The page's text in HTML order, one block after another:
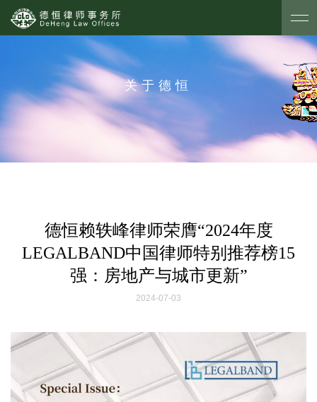
关于德恒
德恒赖轶峰律师荣膺“2024年度
LEGALBAND中国律师特别推荐榜15
强：房地产与城市更新”
2024-07-03